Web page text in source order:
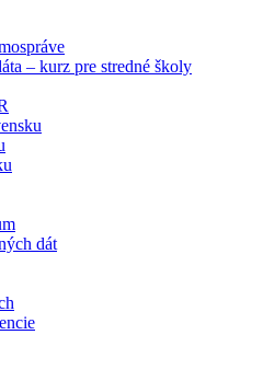
– kurz pre stredné školy
dát